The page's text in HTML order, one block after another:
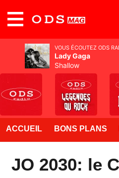
ACCUEIL BONS PLANS
JO 2030: le
VOUS ÉCOUTEZ ODS
Lady Gaga
Shallow